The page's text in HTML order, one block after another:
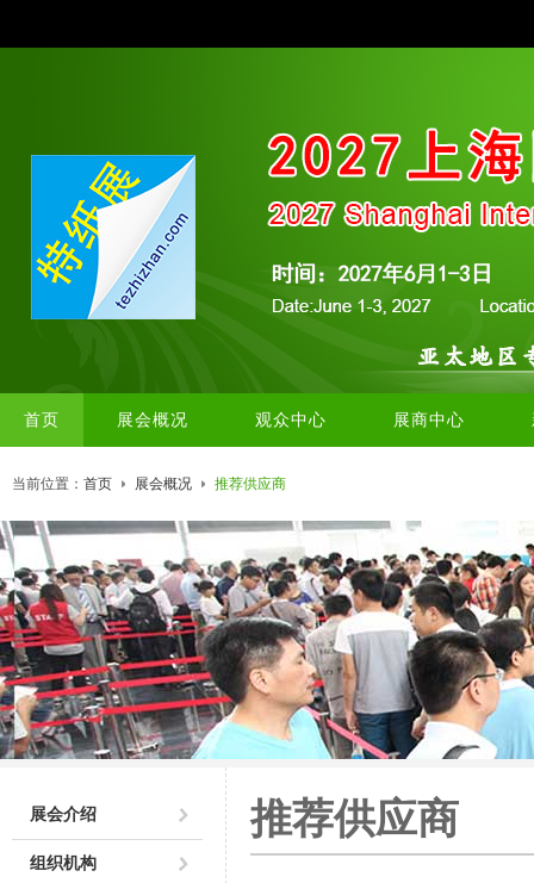
首页 展会概况 观众中心 展商中心
当前位置： 首页 展会概况 推荐供应商
展会介绍
组织机构
推荐供应商